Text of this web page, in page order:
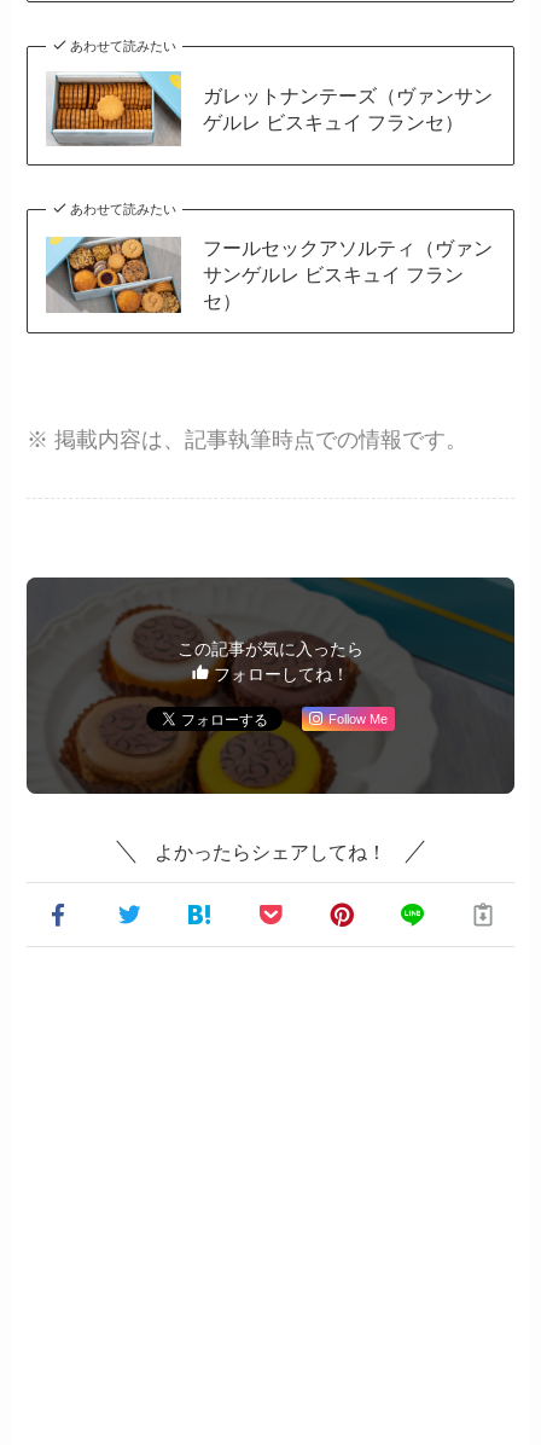
あわせて読みたい
ガレットナンテーズ（ヴァンサン
ゲルレ ビスキュイ フランセ）
あわせて読みたい
フールセックアソルティ（ヴァン
サンゲルレ ビスキュイ フラン
セ）
※ 掲載内容は、記事執筆時点での情報です。
この記事が気に入ったら
フォローしてね！
Follow Me
よかったらシェアしてね！